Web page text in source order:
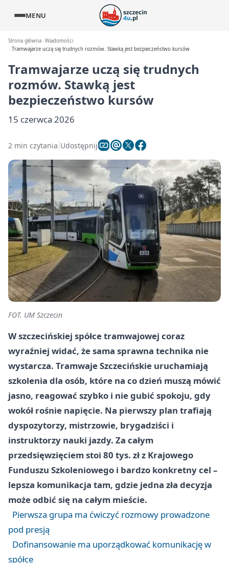
MENU
Strona główna Wiadomości
Tramwajarze uczą się trudnych rozmów. Stawką jest bezpieczeństwo kursów
Tramwajarze uczą się trudnych
rozmów. Stawką jest
bezpieczeństwo kursów
15 czerwca 2026
2 min czytania Udostępnij
FOT. UM Szczecin
W szczecińskiej spółce tramwajowej coraz
wyraźniej widać, że sama sprawna technika nie
wystarcza. Tramwaje Szczecińskie uruchamiają
szkolenia dla osób, które na co dzień muszą mówić
jasno, reagować szybko i nie gubić spokoju, gdy
wokół rośnie napięcie. Na pierwszy plan trafiają
dyspozytorzy, mistrzowie, brygadziści i
instruktorzy nauki jazdy. Za całym
przedsięwzięciem stoi 80 tys. zł z Krajowego
Funduszu Szkoleniowego i bardzo konkretny cel –
lepsza komunikacja tam, gdzie jedna zła decyzja
może odbić się na całym mieście.
Pierwsza grupa ma ćwiczyć rozmowy prowadzone
pod presją
Dofinansowanie ma uporządkować komunikację w
spółce